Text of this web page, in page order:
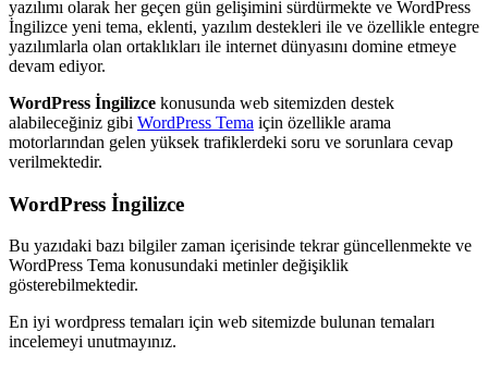
yazılımı olarak her geçen gün gelişimini sürdürmekte ve WordPress
İngilizce yeni tema, eklenti, yazılım destekleri ile ve özellikle entegre
yazılımlarla olan ortaklıkları ile internet dünyasını domine etmeye
devam ediyor.
WordPress İngilizce konusunda web sitemizden destek
alabileceğiniz gibi WordPress Tema için özellikle arama
motorlarından gelen yüksek trafiklerdeki soru ve sorunlara cevap
verilmektedir.
WordPress İngilizce
Bu yazıdaki bazı bilgiler zaman içerisinde tekrar güncellenmekte ve
WordPress Tema konusundaki metinler değişiklik
gösterebilmektedir.
En iyi wordpress temaları için web sitemizde bulunan temaları
incelemeyi unutmayınız.